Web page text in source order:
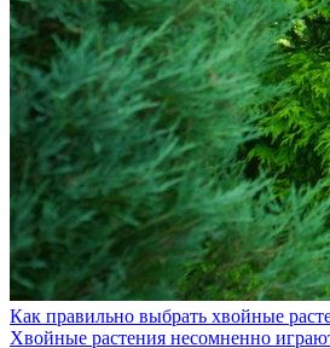
Как правильно выбрать хвойные
Хвойные растения несомненно